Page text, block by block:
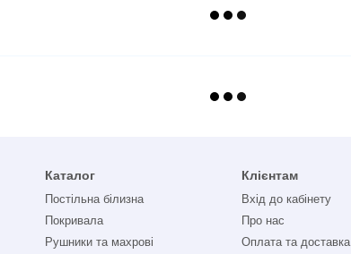
Каталог
Постільна білизна
Покривала
Рушники та махрові
Клієнтам
Вхід до кабінету
Про нас
Оплата та доставка